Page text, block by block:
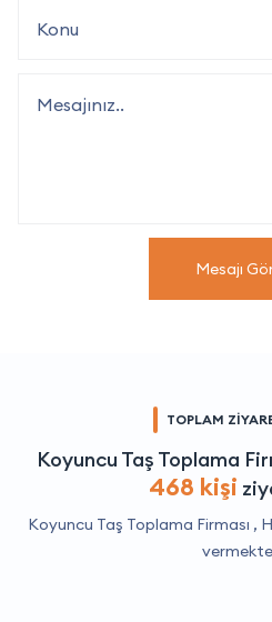
Mesajı
TOPLAM
Koyuncu Taş Toplama
468 kişi
Koyuncu Taş Toplama Firması ,